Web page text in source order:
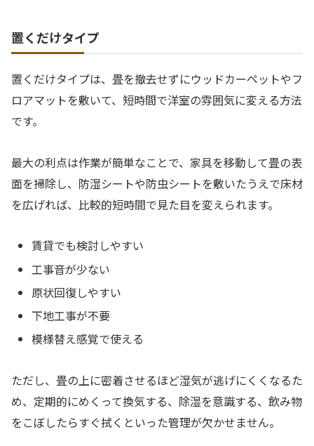
置くだけタイプ
置くだけタイプは、畳を撤去せずにウッドカーペットやフ
ロアマットを敷いて、短時間で洋室の雰囲気に変える方法
です。
最大の利点は作業が簡単なことで、家具を移動して畳の表
面を掃除し、防湿シートや防虫シートを敷いたうえで床材
を広げれば、比較的短時間で見た目を変えられます。
賃貸でも検討しやすい
工事音が少ない
原状回復しやすい
下地工事が不要
模様替え感覚で使える
ただし、畳の上に密着させるほど湿気が逃げにくくなるた
め、定期的にめくって換気する、除湿を意識する、飲み物
をこぼしたらすぐ拭くといった管理が欠かせません。